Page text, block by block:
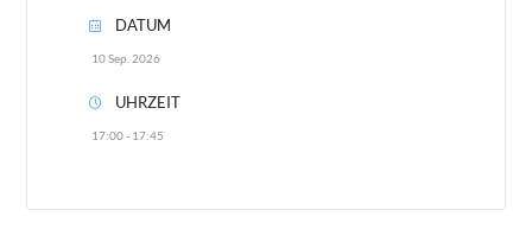
DATUM
10 Sep. 2026
UHRZEIT
17:00 - 17:45